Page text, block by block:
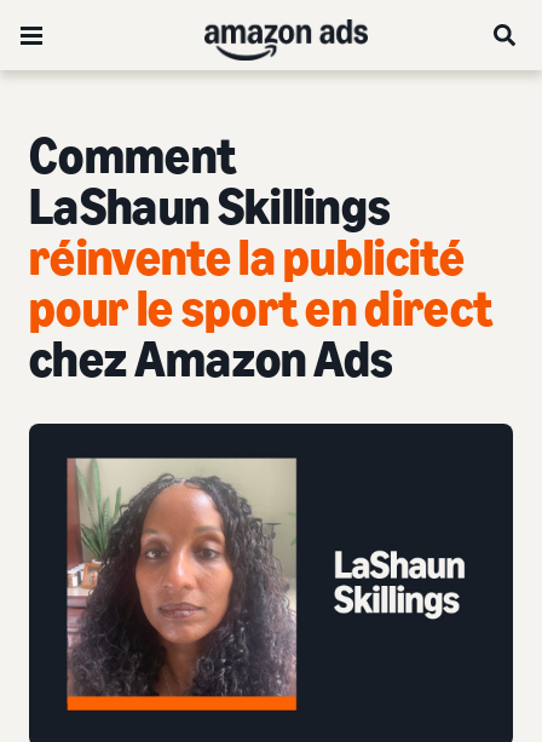
Comment
LaShaun Skillings
réinvente la publicité
pour le sport en direct
chez Amazon Ads